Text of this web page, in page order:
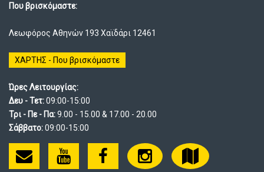
Που βρισκόμαστε:
Λεωφόρος Αθηνών 193 Χαϊδάρι 12461
ΧΑΡΤΗΣ - Που βρισκόμαστε
Ώρες Λειτουργίας:
Δευ - Τετ:09:00-15:00
Τρι - Πε - Πα:9.00 - 15.00 & 17.00 - 20.00
Σάββατο:09:00-15:00